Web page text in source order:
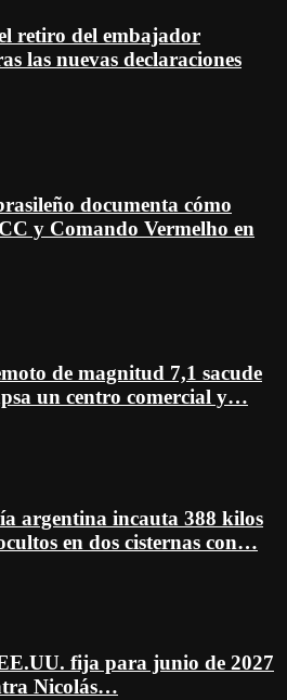
retiro del embajador
las nuevas declaraciones
documenta cómo
y Comando Vermelho en
de magnitud 7,1 sacude
un centro comercial y…
argentina incauta 388 kilos
en dos cisternas con…
fija para junio de 2027
Nicolás…